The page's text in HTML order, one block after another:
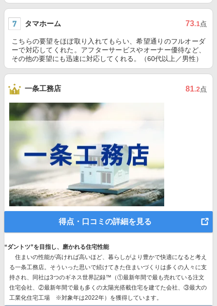
タマホーム 73.1点
こちらの要望をほぼ取り入れてもらい、希望通りのフルオーダ
ーで対応してくれた。アフターサービスやオーナー優待など、
その他の要望にも迅速に対応してくれる。（60代以上／男性）
一条工務店 81.2点
得点・口コミの詳細を見る
“ダントツ”を目指し、磨かれる住宅性能
住まいの性能が高ければ高いほど、暮らしがより豊かで快適になると考え
る一条工務店。そういった思いで続けてきた住まいづくりは多くの人々に支
持され、同社は3つのギネス世界記録™（①最新年間で最も売れている注文
住宅会社、②最新年間で最も多くの太陽光搭載住宅を建てた会社、③最大の
工業化住宅工場 ※対象年は2022年）を獲得しています。